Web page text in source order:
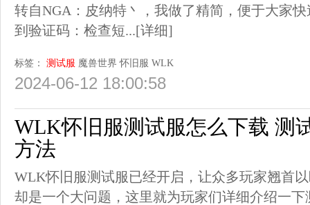
转自NGA：皮纳特丶，我做了精简，便于大家
到验证码：检查短...[详细]
标签： 测试服 魔兽世界 怀旧服 WLK
2024-06-12 18:00:58
WLK怀旧服测试服怎么下载 测
方法
WLK怀旧服测试服已经开启，让众多玩家翘首
却是一个大问题，这里就为玩家们详细介绍一